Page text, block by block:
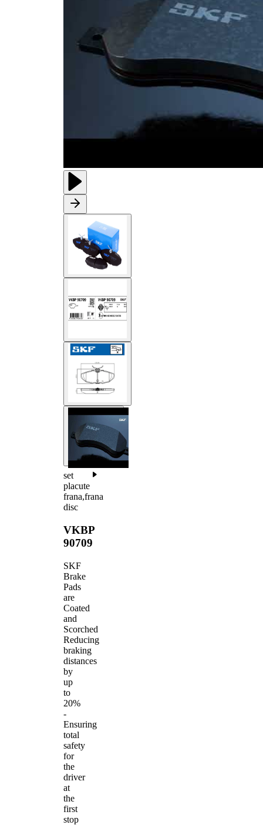
set
placute
frana,frana
disc
VKBP
90709
SKF
Brake
Pads
are
Coated
and
Scorched
Reducing
braking
distances
by
up
to
20%
-
Ensuring
total
safety
for
the
driver
at
the
first
stop